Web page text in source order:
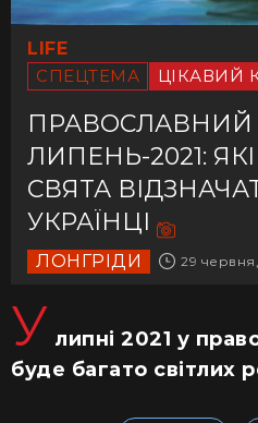
LIFE
СПЕЦТЕМА
ЦІКАВИЙ
ПРАВОСЛАВНИЙ
ЛИПЕНЬ-2021: ЯКІ
СВЯТА
УКРАЇНЦІ
ЛОНГРІДИ 29 червня,
У липні 2021 у
буде багато світлих